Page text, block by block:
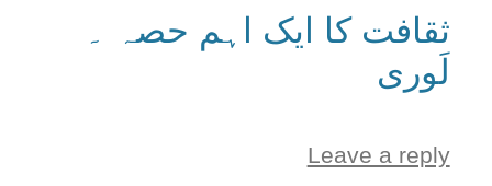
ثقافت کا ایک اہم حصہ ۔
لَوری
Leave a reply